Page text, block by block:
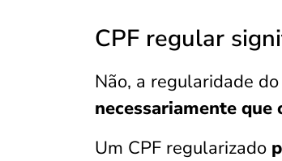
CPF regular
Não, a regularidade
necessariamente
Um CPF regularizado